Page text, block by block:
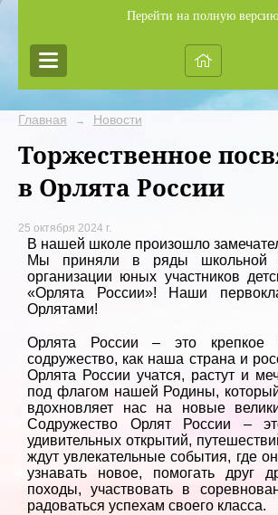
Перейти на полную версию
Главная → Новости
Торжественное
в Орлята России
25 октября 2024 г.
В нашей школе произошло
Мы приняли в ряды школьной
организации юных участников
«Орлята России»! Наши
Орлятами!
Орлята России – это крепкое
содружество, как наша страна и
Орлята России учатся, растут и
под флагом нашей Родины,
вдохновляет нас на новые
Содружество Орлят России –
удивительных открытий,
ждут увлекательные события, где
узнавать новое, помогать друг
походы, участвовать в
радоваться успехам своего класса.